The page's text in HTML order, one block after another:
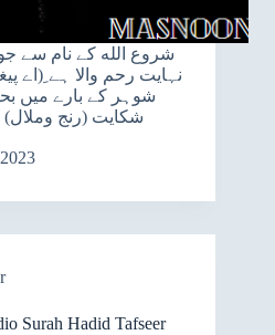
نہایت رحم والا ہے ِ(اے
شوہر کے بارے میں
شکایت (رنج
Surah Hadid Tafseer